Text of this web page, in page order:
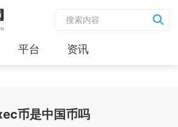
平台 资讯
币是中国币吗